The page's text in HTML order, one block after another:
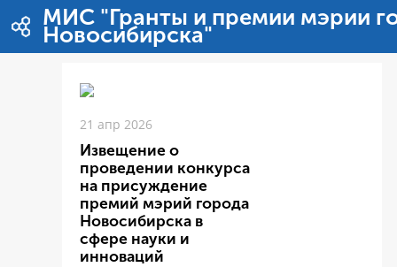
Перейти к содержимому
МИС "Гранты и премии мэрии
Новосибирска"
21 апр 2026
Извещение о
проведении конкурса
на присуждение
премий мэрий города
Новосибирска в
сфере науки и
инноваций